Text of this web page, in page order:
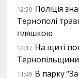
12:50 Поліція
Тернополі
пляшкою
12:17 На щиті
11:49 В парку